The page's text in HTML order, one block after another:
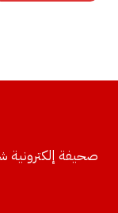
صحيفة إلكترونية